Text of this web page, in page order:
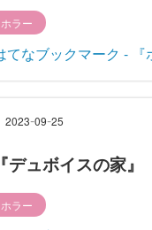
ホラー
2023-09-25
『デュボイスの家』
ホラー